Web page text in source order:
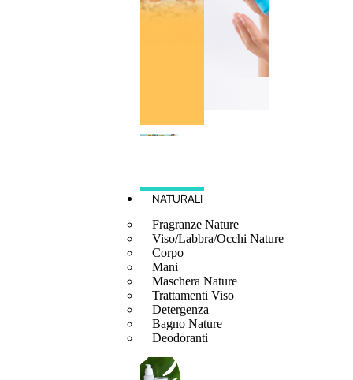
NATURALI
Fragranze Nature
Viso/Labbra/Occhi Nature
Corpo
Mani
Maschera Nature
Trattamenti Viso
Detergenza
Bagno Nature
Deodoranti